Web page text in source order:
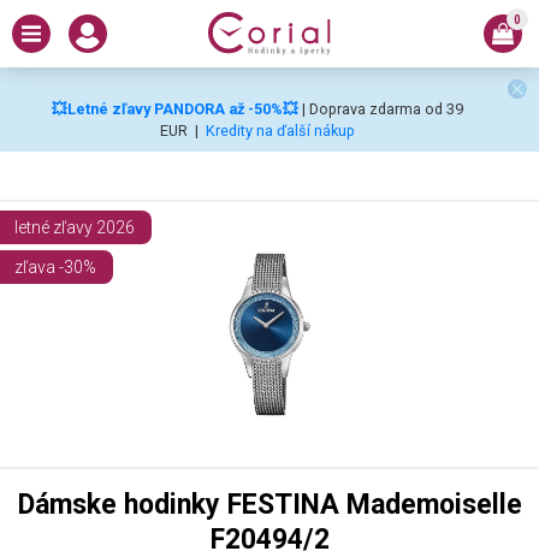
💥Letné zľavy PANDORA až -50%💥 | Doprava zdarma od 39
EUR | Kredity na ďalší nákup
0
letné zľavy 2026
zľava -30%
Dámske hodinky FESTINA Mademoiselle
F20494/2